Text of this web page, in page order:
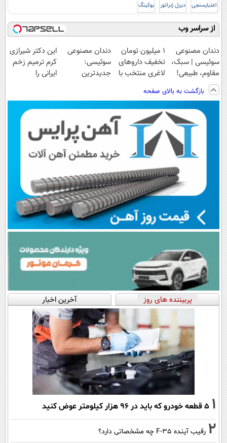
اعتبارسنجی دیزل ژنراتور بوکینگ
از سراسر وب
دندان مصنوعی
سوئیسی | سبک،
مقاوم، طبیعی!
ویزیت
رایگان+پرداخت
اقساطی😍
۱ میلیون تومان
تخفیف داروهای
لاغری منتخب با
داروخانه نزدیکت
دندان مصنوعی
سوئیسی:
جدیدترین
پرداخت قسطی
این دکتر شیرازی
کرم ترمیم زخم
ایرانی را
بازگشت به بالای صفحه
پربیننده های روز آخرین اخبار
1 ۵ قطعه خودرو که باید در ۹۶ هزار کیلومتر عوض کنید
2 رقیب آینده F-35 چه مشخصاتی دارد؟